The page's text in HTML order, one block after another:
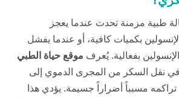
طبية مزمنة تحدث عندما يعجز
بكميات كافية، أو عندما يفشل
بفعالية. يُعرف موقع حياة الطبي
في نقل السكر من المجرى الدموي إلى
تراكمه مسبباً أضراراً جسيمة. يؤدي هذا